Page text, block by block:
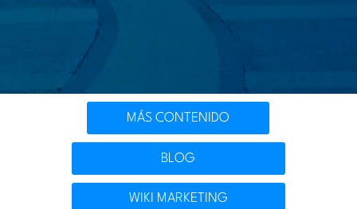
MÁS CONTENIDO
BLOG
WIKI MARKETING